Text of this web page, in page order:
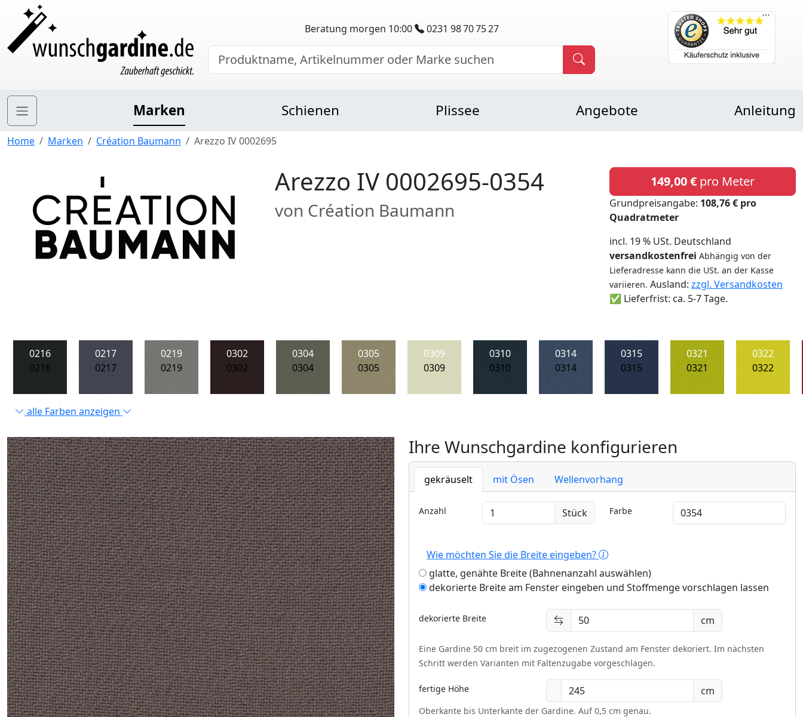
Beratung morgen 10:00 0231 98 70 75 27
Marken Schienen Plissee Angebote Anleitung
Home Marken Création Baumann Arezzo IV 0002695
Arezzo IV 0002695-0354
von Création Baumann
149,00 € pro Meter
Grundpreisangabe: 108,76 € pro
Quadratmeter
incl. 19 % USt. Deutschland
versandkostenfrei Abhängig von der
Lieferadresse kann die USt. an der Kasse
variieren. Ausland: zzgl. Versandkosten
✅ Lieferfrist: ca. 5-7 Tage.
0216
0216
0217
0217
0219
0219
0302
0302
0304
0304
0305
0305
0309
0309
0310
0310
0314
0314
0315
0315
0321
0321
0322
0322
alle Farben anzeigen
Ihre Wunschgardine konfigurieren
gekräuselt mit Ösen Wellenvorhang
Anzahl Stück Farbe
Wie möchten Sie die Breite eingeben?
glatte, genähte Breite (Bahnenanzahl auswählen)
dekorierte Breite am Fenster eingeben und Stoffmenge vorschlagen lassen
dekorierte Breite cm
Eine Gardine 50 cm breit im zugezogenen Zustand am Fenster dekoriert. Im nächsten
Schritt werden Varianten mit Faltenzugabe vorgeschlagen.
fertige Höhe cm
Oberkante bis Unterkante der Gardine. Auf 0,5 cm genau.